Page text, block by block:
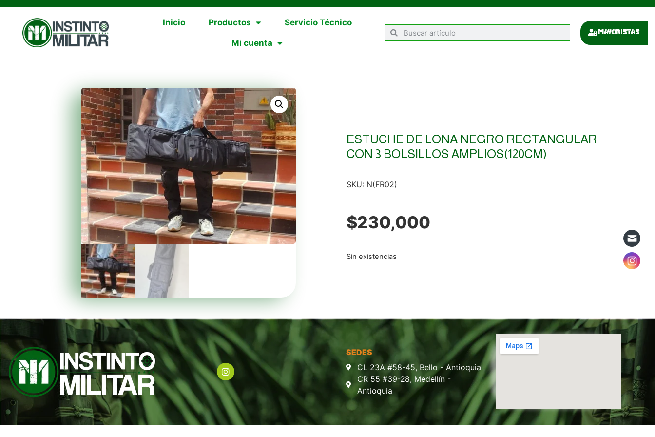
Inicio Productos Servicio Técnico
Mi cuenta
Mayoristas
ESTUCHE DE LONA NEGRO RECTANGULAR
CON 3 BOLSILLOS AMPLIOS(120CM)
SKU: N(FR02)
$230,000
Sin existencias
SEDES
CL 23A #58-45, Bello - Antioquia
CR 55 #39-28, Medellín -
Antioquia